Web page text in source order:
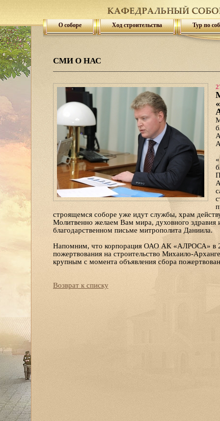
О соборе Ход строительства Тур по
СМИ О НАС
строящемся соборе уже идут службы, храм
Молитвенно желаем Вам мира, духовного
благодарственном письме митрополита Даниила.
Напомним, что корпорация ОАО АК «АЛРОСА» в
пожертвования на строительство Михаило-
крупным с момента объявления сбора
Возврат к списку